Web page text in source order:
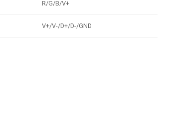
R/G/B/V+
V+/V-/D+/D-/GND